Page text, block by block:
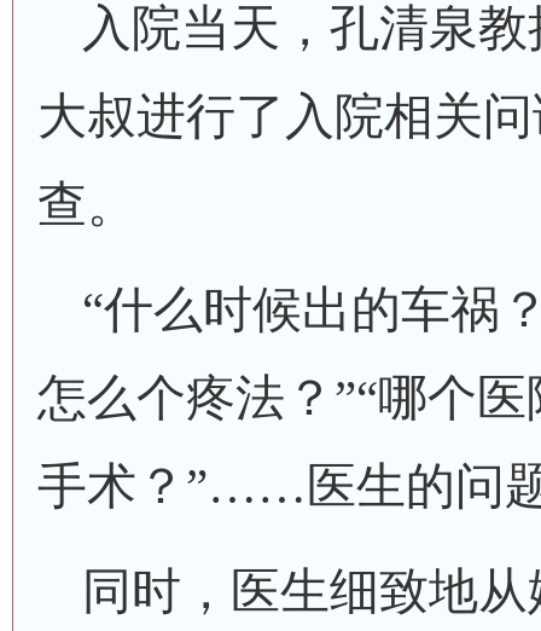
入院当天，孔清泉
大叔进行了入院相关
查。
“什么时候出的车祸
怎么个疼法？”“哪个
手术？”……医生的问
同时，医生细致地